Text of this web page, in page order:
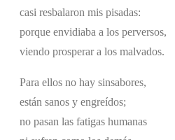
casi resbalaron mis pisadas:
porque envidiaba a los perversos,
viendo prosperar a los malvados.
Para ellos no hay sinsabores,
están sanos y engreídos;
no pasan las fatigas humanas